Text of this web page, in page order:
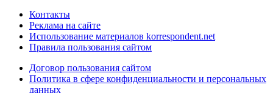
Контакты
Реклама на сайте
Использование материалов korrespondent.net
Правила пользования сайтом
Договор пользования сайтом
Политика в сфере конфиденциальности и персональных
данных